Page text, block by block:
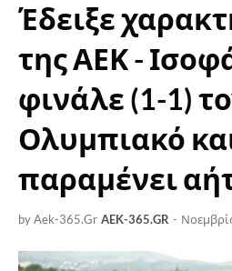
Έδειξε
της ΑΕΚ -
φινάλε (1-1)
Ολυμπιακό
παραμένει
by Aek-365.Gr AEK-365.GR -